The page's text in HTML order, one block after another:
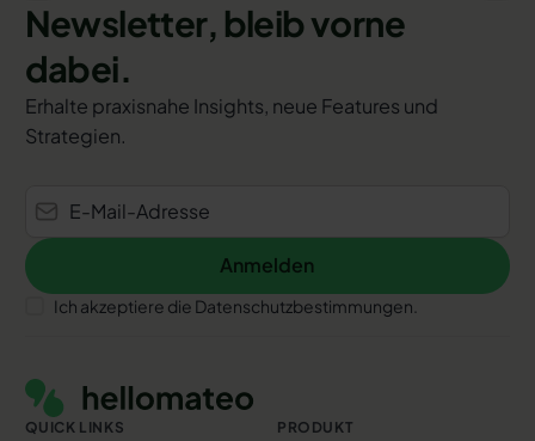
Newsletter, bleib vorne
dabei.
Erhalte praxisnahe Insights, neue Features und
Strategien.
Anmelden
Anmelden
Ich akzeptiere die Datenschutzbestimmungen.
QUICK LINKS PRODUKT